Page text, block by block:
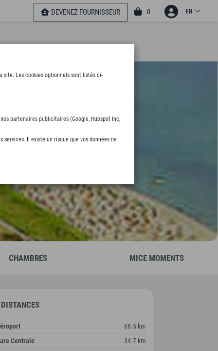
site. Les cookies optionnels sont listés ci-
partenaires publicitaires (Google, Hubspot Inc,
Il existe un risque que vos données ne
DEVENEZ FOURNISSEUR 0 FR
CHAMBRES MICE MOMENTS
DISTANCES
88.5 km
Centrale
34.7 km